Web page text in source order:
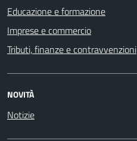
Educazione e formazione
Imprese e commercio
Tributi, finanze e contravvenzioni
NOVITÀ
Notizie